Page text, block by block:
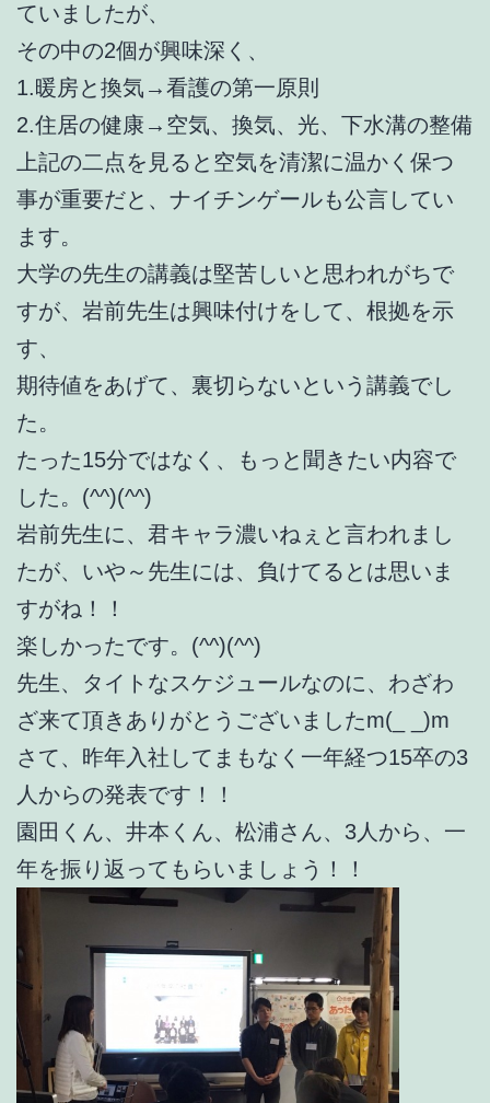
ていましたが、
その中の2個が興味深く、
1.暖房と換気→看護の第一原則
2.住居の健康→空気、換気、光、下水溝の整備
上記の二点を見ると空気を清潔に温かく保つ
事が重要だと、ナイチンゲールも公言してい
ます。
大学の先生の講義は堅苦しいと思われがちで
すが、岩前先生は興味付けをして、根拠を示
す、
期待値をあげて、裏切らないという講義でし
た。
たった15分ではなく、もっと聞きたい内容で
した。(^^)(^^)
岩前先生に、君キャラ濃いねぇと言われまし
たが、いや～先生には、負けてるとは思いま
すがね！！
楽しかったです。(^^)(^^)
先生、タイトなスケジュールなのに、わざわ
ざ来て頂きありがとうございましたm(_ _)m
さて、昨年入社してまもなく一年経つ15卒の3
人からの発表です！！
園田くん、井本くん、松浦さん、3人から、一
年を振り返ってもらいましょう！！